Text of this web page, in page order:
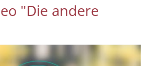
"Die andere